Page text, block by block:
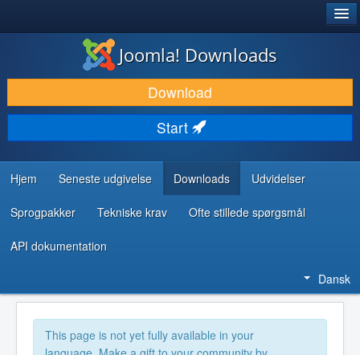
DOWNLOAD & UDVID
OPDAG & LÆR
FÆLLESSKABET & SUPPORT
UDVIKLERRESSOURCER
Joomla! Downloads
Download
Start
Hjem Seneste udgivelse Downloads Udvidelser
Sprogpakker Tekniske krav Ofte stillede spørgsmål
API dokumentation
Dansk
This page is not yet fully available in your